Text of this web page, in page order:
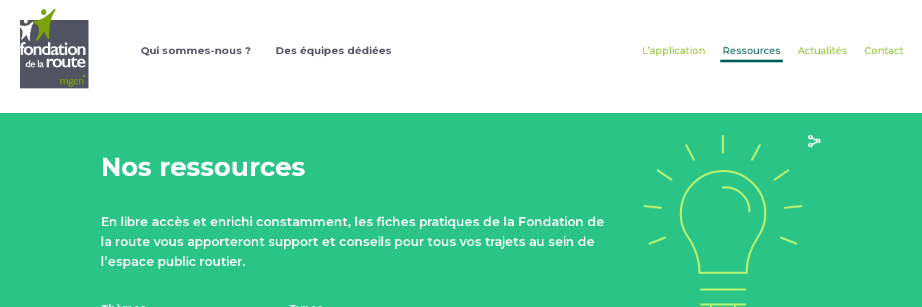
Qui sommes-nous ? Des équipes dédiées L’application Ressources Actualités Contact
Nos ressources
En libre accès et enrichi constamment, les fiches pratiques de la Fondation de
la route vous apporteront support et conseils pour tous vos trajets au sein de
l’espace public routier.